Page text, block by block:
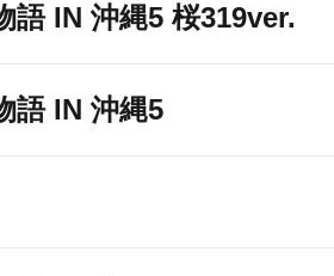
語 IN 沖縄5 桜319ver.
語 IN 沖縄5